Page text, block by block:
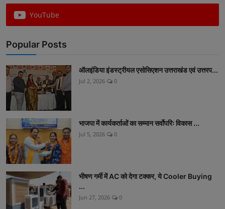
YouTube
Popular Posts
ऑलइंडिया इंडस्ट्रीयल एसोसिएशन उत्तराखंड एवं उत्तरप...
Jul 2, 2026 0
भाजपा में कार्यकर्ताओं का सम्मान सर्वाेपरिः विकास ...
Jul 5, 2026 0
भीषण गर्मी में AC को देगा टक्कर, ये Cooler Buying
...
Jun 27, 2026 0